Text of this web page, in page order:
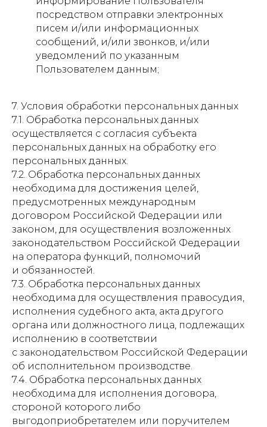
посредством отправки электронных
писем и/или информационных
сообщений, и/или звонков, и/или
уведомлений по указанным
Пользователем данным;
7. Условия обработки персональных данных
7.1. Обработка персональных данных
осуществляется с согласия субъекта
персональных данных на обработку его
персональных данных.
7.2. Обработка персональных данных
необходима для достижения целей,
предусмотренных международным
договором Российской Федерации или
законом, для осуществления возложенных
законодательством Российской Федерации
на оператора функций, полномочий
и обязанностей.
7.3. Обработка персональных данных
необходима для осуществления правосудия,
исполнения судебного акта, акта другого
органа или должностного лица, подлежащих
исполнению в соответствии
с законодательством Российской Федерации
об исполнительном производстве.
7.4. Обработка персональных данных
необходима для исполнения договора,
стороной которого либо
выгодоприобретателем или поручителем
Всё самое важное из мира
понимающей психотерапии:
практика консультирования в
ППТ, базовая теория простыми
словами, все события и новости
из мира ППТ, живое общение с
коллегами.
Приглашаем вас
подписаться на канал
Института
Подписаться